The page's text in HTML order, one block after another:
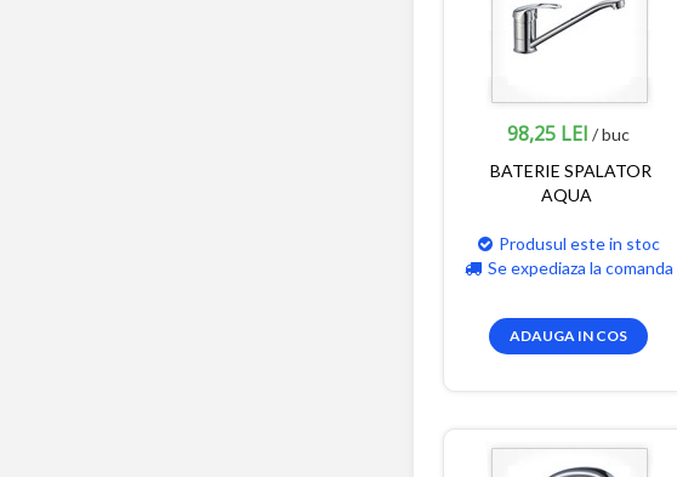
98,25 LEI / buc
BATERIE SPALATOR
AQUA
Produsul este in stoc
Se expediaza la comanda
ADAUGA IN COS